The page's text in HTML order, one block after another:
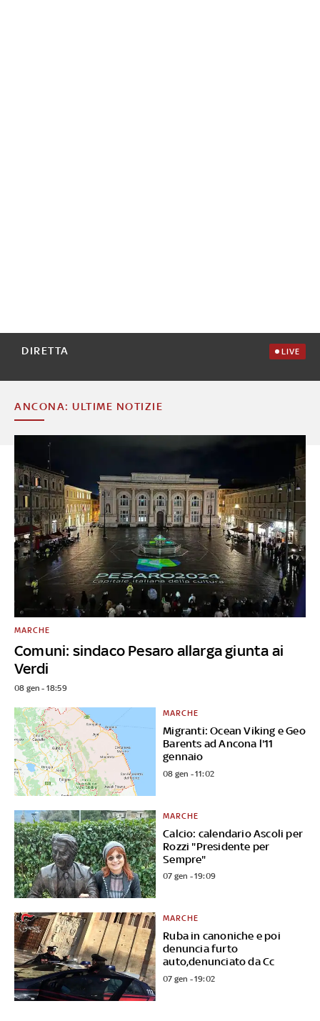
DIRETTA LIVE
ANCONA: ULTIME NOTIZIE
Comuni: sindaco Pesaro allarga giunta ai
Verdi
MARCHE
08 gen - 18:59
Migranti: Ocean Viking e Geo
Barents ad Ancona l'11
gennaio
MARCHE
08 gen - 11:02
Calcio: calendario Ascoli per
Rozzi "Presidente per
Sempre"
MARCHE
07 gen - 19:09
Ruba in canoniche e poi
denuncia furto
auto,denunciato da Cc
MARCHE
07 gen - 19:02